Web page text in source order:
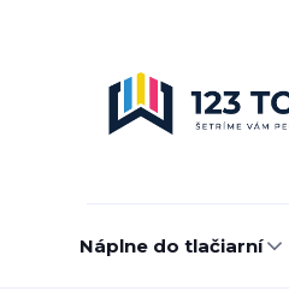
Náplne do tlačiarní